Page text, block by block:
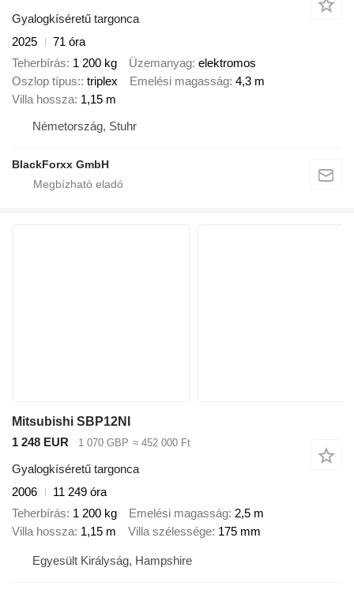
Gyalogkíséretű targonca
2025
71 óra
Teherbírás 1 200 kg Üzemanyag elektromos
Oszlop típus: triplex Emelési magasság 4,3 m
Villa hossza 1,15 m
Németország, Stuhr
BlackForxx GmbH
Mitsubishi SBP12NI
1 248 EUR
1 070 GBP ≈ 452 000 Ft
Gyalogkíséretű targonca
2006
11 249 óra
Teherbírás 1 200 kg Emelési magasság 2,5 m
Villa hossza 1,15 m Villa szélessége 175 mm
Egyesült Királyság, Hampshire